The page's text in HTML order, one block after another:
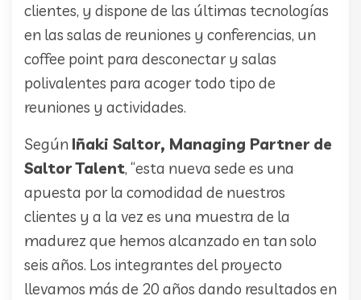
clientes, y dispone de las últimas tecnologías
en las salas de reuniones y conferencias, un
coffee point para desconectar y salas
polivalentes para acoger todo tipo de
reuniones y actividades.
Según Iñaki Saltor, Managing Partner de
Saltor Talent, “esta nueva sede es una
apuesta por la comodidad de nuestros
clientes y a la vez es una muestra de la
madurez que hemos alcanzado en tan solo
seis años. Los integrantes del proyecto
llevamos más de 20 años dando resultados en